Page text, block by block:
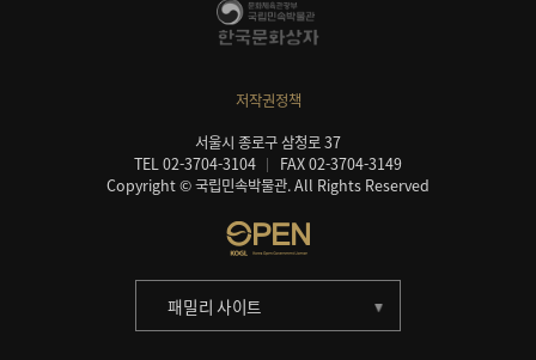
저작권정책
서울시 종로구 삼청로 37
TEL 02-3704-3104
FAX 02-3704-3149
Copyright © 국립민속박물관. All Rights Reserved
패밀리 사이트